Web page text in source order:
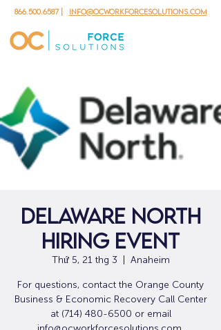
866.500.6587| info@ocworkforcesolutions.com
Delaware North
Hiring Event
Thứ 5, 21 thg 3 Anaheim
For questions, contact the Orange County
Business & Economic Recovery Call Center
at (714) 480-6500 or email